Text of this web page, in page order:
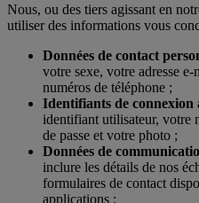
Nous, ou des tiers agissant en
utiliser des informations vous
Données de contact
votre sexe, votre adresse
numéros de téléphone ;
Identifiants de connexion
identifiant utilisateur, votre
de passe et votre photo ;
Données de
inclure les détails de nos
formulaires de contact
applications ;